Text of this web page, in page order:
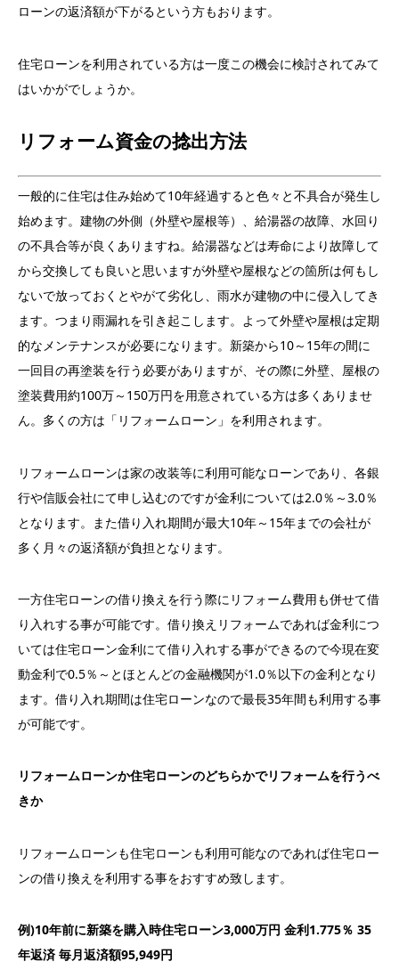
ローンの返済額が下がるという方もおります。
住宅ローンを利用されている方は一度この機会に検討されてみて
はいかがでしょうか。
リフォーム資金の捻出方法
一般的に住宅は住み始めて10年経過すると色々と不具合が発生し
始めます。建物の外側（外壁や屋根等）、給湯器の故障、水回り
の不具合等が良くありますね。給湯器などは寿命により故障して
から交換しても良いと思いますが外壁や屋根などの箇所は何もし
ないで放っておくとやがて劣化し、雨水が建物の中に侵入してき
ます。つまり雨漏れを引き起こします。よって外壁や屋根は定期
的なメンテナンスが必要になります。新築から10～15年の間に
一回目の再塗装を行う必要がありますが、その際に外壁、屋根の
塗装費用約100万～150万円を用意されている方は多くありませ
ん。多くの方は「リフォームローン」を利用されます。
リフォームローンは家の改装等に利用可能なローンであり、各銀
行や信販会社にて申し込むのですが金利については2.0％～3.0％
となります。また借り入れ期間が最大10年～15年までの会社が
多く月々の返済額が負担となります。
一方住宅ローンの借り換えを行う際にリフォーム費用も併せて借
り入れする事が可能です。借り換えリフォームであれば金利につ
いては住宅ローン金利にて借り入れする事ができるので今現在変
動金利で0.5％～とほとんどの金融機関が1.0％以下の金利となり
ます。借り入れ期間は住宅ローンなので最長35年間も利用する事
が可能です。
リフォームローンか住宅ローンのどちらかでリフォームを行うべ
きか
リフォームローンも住宅ローンも利用可能なのであれば住宅ロー
ンの借り換えを利用する事をおすすめ致します。
例)10年前に新築を購入時住宅ローン3,000万円 金利1.775％ 35
年返済 毎月返済額95,949円